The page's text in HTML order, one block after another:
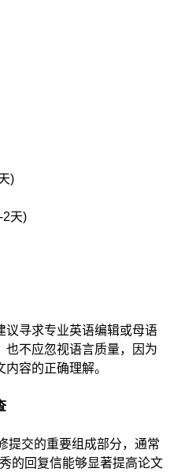
)
2天)
议寻求专业英语编辑或母语
也不应忽视语言质量，因为
容的正确理解。
提交的重要组成部分，通常
的回复信能够显著提高论文